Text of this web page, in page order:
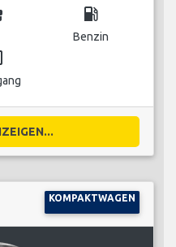
local_gas_station
Benzin
KOMPAKTWAGEN